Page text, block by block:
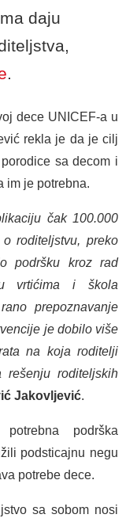
daju
dece UNICEF-a u
rekla je da je cilj
sa decom i
im je potrebna.
čak 100.000
roditeljstvu, preko
podršku kroz rad
u vrtićima i škola
prepoznavanje
je dobilo više
na koja roditelji
roditeljskih
Jakovljević.
podrška
podsticajnu negu
potrebe dece.
sa sobom nosi